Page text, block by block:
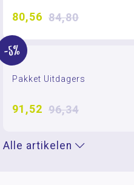
80,56 84,80
-5%
Pakket Uitdagers
91,52 96,34
Alle artikelen